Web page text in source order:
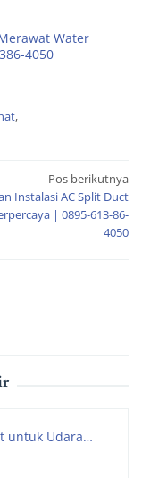
Water
4050
,
Pos berikutnya
Instalasi AC Split Duct
| 0895-613-86-
4050
untuk Udara…